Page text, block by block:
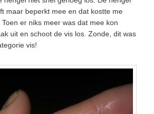
maar beperkt mee en dat kostte me
er niks meer was dat mee kon
uit en schoot de vis los. Zonde, dit was
vis!